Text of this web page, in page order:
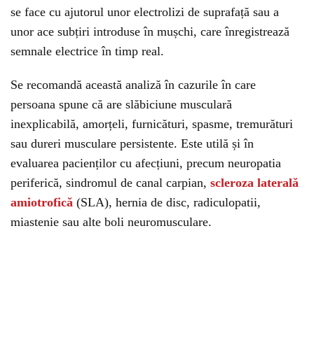
se face cu ajutorul unor electrolizi de suprafață sau a
unor ace subțiri introduse în mușchi, care înregistrează
semnale electrice în timp real.
Se recomandă această analiză în cazurile în care
persoana spune că are slăbiciune musculară
inexplicabilă, amorțeli, furnicături, spasme, tremurături
sau dureri musculare persistente. Este utilă și în
evaluarea pacienților cu afecțiuni, precum neuropatia
periferică, sindromul de canal carpian, scleroza laterală
amiotrofică (SLA), hernia de disc, radiculopatii,
miastenie sau alte boli neuromusculare.